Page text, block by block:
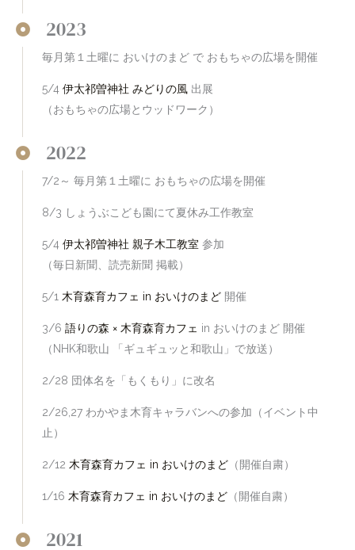
2023
毎月第１土曜に おいけのまど で おもちゃの広場を開催
5/4 伊太祁曽神社 みどりの風 出展
（おもちゃの広場とウッドワーク）
2022
7/2～ 毎月第１土曜に おもちゃの広場を開催
8/3 しょうぶこども園にて夏休み工作教室
5/4 伊太祁曽神社 親子木工教室 参加
（毎日新聞、読売新聞 掲載）
5/1 木育森育カフェ in おいけのまど 開催
3/6 語りの森 × 木育森育カフェ in おいけのまど 開催
（NHK和歌山 「ギュギュッと和歌山」で放送）
2/28 団体名を「もくもり」に改名
2/26,27 わかやま木育キャラバンへの参加（イベント中
止）
2/12 木育森育カフェ in おいけのまど （開催自粛）
1/16 木育森育カフェ in おいけのまど （開催自粛）
2021